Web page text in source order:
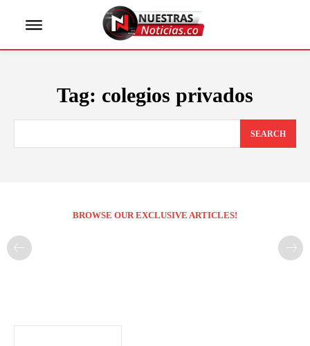
Tag: colegios privados
SEARCH
BROWSE OUR EXCLUSIVE ARTICLES!